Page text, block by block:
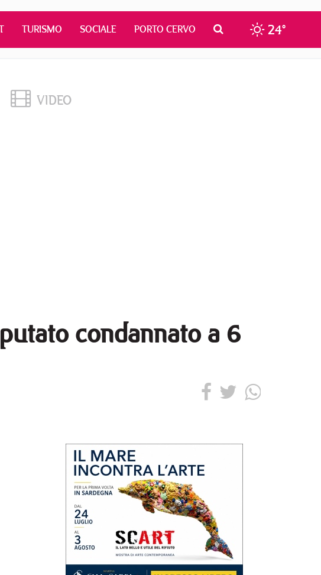
TURISMO SOCIALE PORTO CERVO 24°
VIDEO
condannato a 6